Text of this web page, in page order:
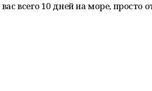
всего 10 дней на море, просто